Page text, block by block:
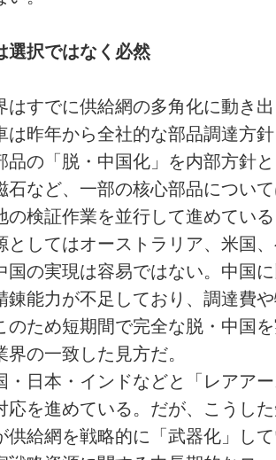
選択ではなく必然
はすでに供給網の多角化に動き
は昨年から全社的な部品調達方
品の「脱・中国化」を内部方針
石など、一部の核心部品につい
の検証作業を並行して進めてい
としてはオーストラリア、米国
国の実現は容易ではない。中国
錬能力が不足しており、調達費
のため短期間で完全な脱・中国
界の一致した見方だ。
・日本・インドなどと「レアア
応を進めている。だが、こうし
供給網を戦略的に「武器化」し